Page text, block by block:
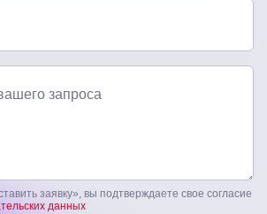
запроса
заявку», вы подтверждаете свое согласие
данных